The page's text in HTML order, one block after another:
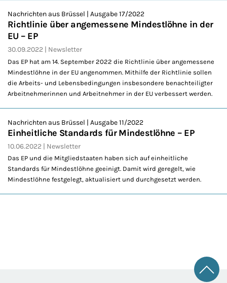
Nachrichten aus Brüssel | Ausgabe 17/2022
Richtlinie über angemessene Mindestlöhne in der
EU – EP
30.09.2022 Newsletter
Das EP hat am 14. September 2022 die Richtlinie über angemessene
Mindestlöhne in der EU angenommen. Mithilfe der Richtlinie sollen
die Arbeits- und Lebensbedingungen insbesondere benachteiligter
Arbeitnehmerinnen und Arbeitnehmer in der EU verbessert werden.
Nachrichten aus Brüssel | Ausgabe 11/2022
Einheitliche Standards für Mindestlöhne – EP
10.06.2022 Newsletter
Das EP und die Mitgliedstaaten haben sich auf einheitliche
Standards für Mindestlöhne geeinigt. Damit wird geregelt, wie
Mindestlöhne festgelegt, aktualisiert und durchgesetzt werden.